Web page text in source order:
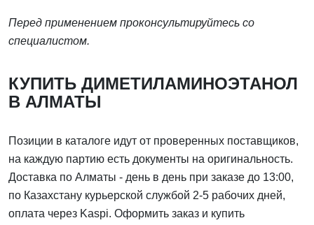
Перед применением проконсультируйтесь со
специалистом.
КУПИТЬ ДИМЕТИЛАМИНОЭТАНОЛ
В АЛМАТЫ
Позиции в каталоге идут от проверенных поставщиков,
на каждую партию есть документы на оригинальность.
Доставка по Алматы - день в день при заказе до 13:00,
по Казахстану курьерской службой 2-5 рабочих дней,
оплата через Kaspi. Оформить заказ и купить